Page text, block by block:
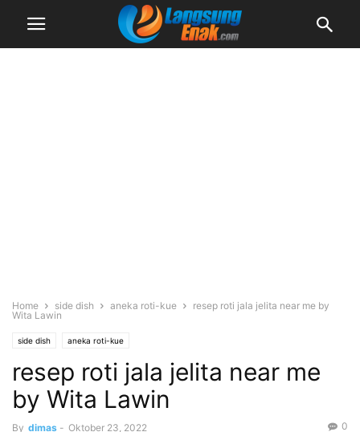
Home side dish aneka roti-kue
resep roti jala jelita near me by
Wita Lawin
side dish aneka roti-kue
resep roti jala jelita near me
by Wita Lawin
By dimas - Oktober 23, 2022 0